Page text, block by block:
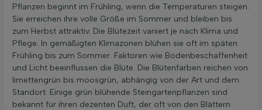
Pflanzen beginnt im Frühling, wenn die Temperaturen steigen.
Sie erreichen ihre volle Größe im Sommer und bleiben bis
zum Herbst attraktiv. Die Blütezeit variiert je nach Klima und
Pflege. In gemäßigten Klimazonen blühen sie oft im späten
Frühling bis zum Sommer. Faktoren wie Bodenbeschaffenheit
und Licht beeinflussen die Blüte. Die Blütenfarben reichen von
limettengrün bis moosgrün, abhängig von der Art und dem
Standort. Einige grün blühende Steingartenpflanzen sind
bekannt für ihren dezenten Duft, der oft von den Blättern